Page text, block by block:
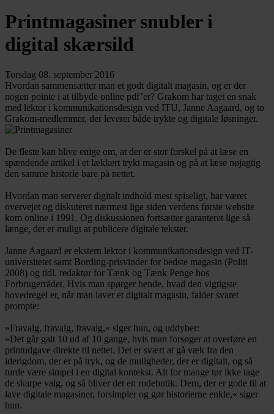
Printmagasiner snubler i
digital skærsild
Torsdag 08. september 2016
Hvordan sammensætter man et godt digitalt magasin, og er der
nogen pointe i at tilbyde online pdf’er? Grakom har taget en snak
med lektor i kommunikationsdesign ved ITU, Janne Aagaard, og to
Grakom-medlemmer, der leverer både trykte og digitale løsninger.
De fleste kan blive enige om, at der er stor forskel på at læse en
spændende artikel i et lækkert trykt magasin og på at læse nøjagtig
den samme historie bare på nettet.
Hvordan man serverer digitalt indhold mest spiseligt, har været
overvejet og diskuteret nærmest lige siden verdens første website
kom online i 1991. Og diskussionen fortsætter garanteret lige så
længe, det er muligt at publicere digitale tekster.
Janne Aagaard er ekstern lektor i kommunikationsdesign ved IT-
universitetet samt Bording-prisvinder for bedste magasin (Politi
2008) og tidl. redaktør for Tænk og Tænk Penge hos
Forbrugerrådet. Hvis man spørger hende, hvad den vigtigste
hovedregel er, når man laver et digitalt magasin, falder svaret
prompte:
»Fravalg, fravalg, fravalg,« siger hun, og uddyber:
»Det går galt 10 ud af 10 gange, hvis man forsøger at overføre en
printudgave direkte til nettet. Det er svært at gå væk fra den
iderigdom, der er på tryk, og de muligheder, der er digitalt, og så
turde være simpel i en digital kontekst. Alt for mange tør ikke tage
de skarpe valg, og så bliver det en rodebutik. Dem, der er gode til at
lave digitale magasiner, forsimpler og gør historierne enkle,« siger
hun.